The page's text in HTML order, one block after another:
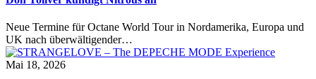
Neue Termine für Octane World Tour in Nordamerika, Europa und
UK nach überwältigender…
Mai 18, 2026